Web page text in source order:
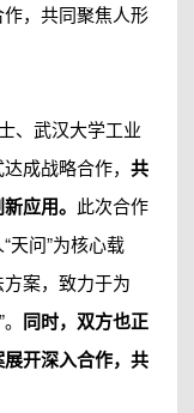
，共同聚焦人形
、武汉大学工业
成战略合作， 共
应用。 此次合作
天问”为核心载
案，致力于为
同时，双方也正
开深入合作，共